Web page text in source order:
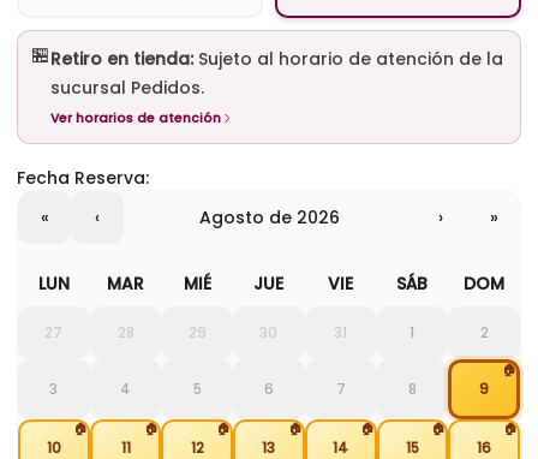
🏪Retiro en tienda:Sujeto al horario de atención de la
sucursal Pedidos.
Ver horarios de atención
Fecha Reserva:
«
‹ agosto de 2026 › »
LUN MAR MIÉ JUE VIE SÁB DOM
27 28 29 30 31 1 2
3 4 5 6 7 8 9
🏠
10
🏠
11
🏠
12
🏠
13
🏠
14
🏠
15
🏠
16
🏠